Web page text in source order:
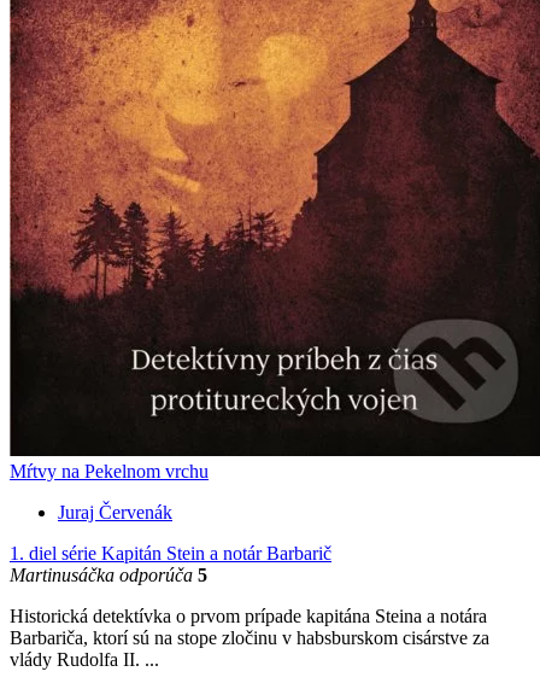
Mŕtvy na Pekelnom vrchu
Juraj Červenák
1. diel série Kapitán Stein a notár Barbarič
Martinusáčka odporúča 5
Historická detektívka o prvom prípade kapitána Steina a notára
Barbariča, ktorí sú na stope zločinu v habsburskom cisárstve za
vlády Rudolfa II. ...